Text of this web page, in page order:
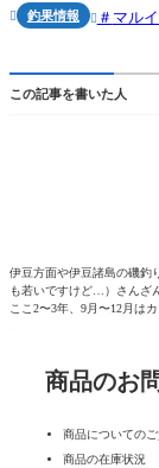
 釣果情報  マル
この記事を書いた人
伊豆方面や伊豆諸島の磯釣
も若いですけど…）さんざ
ここ2〜3年、9月〜12月は
商品のお
商品についてのご
商品の在庫状況